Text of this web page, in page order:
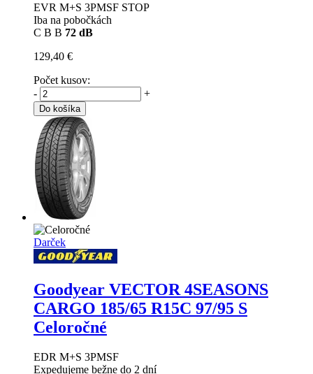
EVR M+S 3PMSF STOP
Iba na pobočkách
C B B 72 dB
129,40 €
Počet kusov:
-
+
Do košíka
Darček
Goodyear VECTOR 4SEASONS
CARGO 185/65 R15C 97/95 S
Celoročné
EDR M+S 3PMSF
Expedujeme bežne do 2 dní